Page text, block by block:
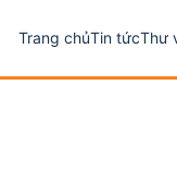
Trang chủTin tứcThư